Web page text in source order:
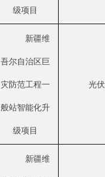
级项目
新疆维
吾尔自治区巨
灾防范工程一
般站智能化升
级项目
光
新疆维